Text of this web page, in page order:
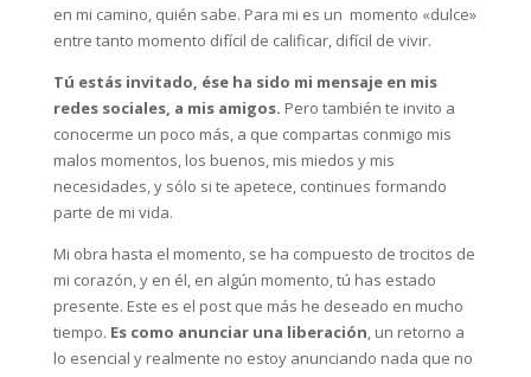
en mi camino, quién sabe. Para mi es un momento «dulce»
entre tanto momento difícil de calificar, difícil de vivir.
Tú estás invitado, ése ha sido mi mensaje en mis
redes sociales, a mis amigos. Pero también te invito a
conocerme un poco más, a que compartas conmigo mis
malos momentos, los buenos, mis miedos y mis
necesidades, y sólo si te apetece, continues formando
parte de mi vida.
Mi obra hasta el momento, se ha compuesto de trocitos de
mi corazón, y en él, en algún momento, tú has estado
presente. Este es el post que más he deseado en mucho
tiempo. Es como anunciar una liberación, un retorno a
lo esencial y realmente no estoy anunciando nada que no